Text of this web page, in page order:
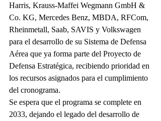
Harris, Krauss-Maffei Wegmann GmbH &
Co. KG, Mercedes Benz, MBDA, RFCom,
Rheinmetall, Saab, SAVIS y Volkswagen
para el desarrollo de su Sistema de Defensa
Aérea que ya forma parte del Proyecto de
Defensa Estratégica, recibiendo prioridad en
los recursos asignados para el cumplimiento
del cronograma.
Se espera que el programa se complete en
2033, dejando el legado del desarrollo de